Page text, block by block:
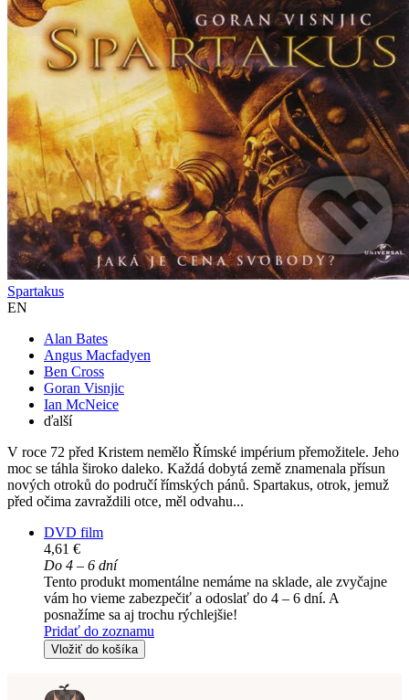
Spartakus
EN
Alan Bates
Angus Macfadyen
Ben Cross
Goran Visnjic
Ian McNeice
ďalší
V roce 72 před Kristem nemělo Římské impérium přemožitele. Jeho
moc se táhla široko daleko. Každá dobytá země znamenala přísun
nových otroků do područí římských pánů. Spartakus, otrok, jemuž
před očima zavraždili otce, měl odvahu...
DVD film
4,61 €
Do 4 – 6 dní
Tento produkt momentálne nemáme na sklade, ale zvyčajne
vám ho vieme zabezpečiť a odoslať do 4 – 6 dní. A
posnažíme sa aj trochu rýchlejšie!
Pridať do zoznamu
Vložiť do košíka